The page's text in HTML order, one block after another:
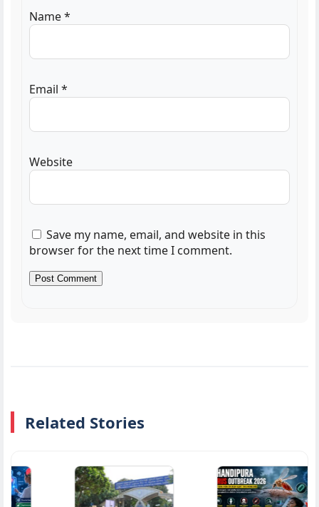
Name*
Email *
Website
Save my name, email, and website in this
browser for the next time I comment.
Related Stories